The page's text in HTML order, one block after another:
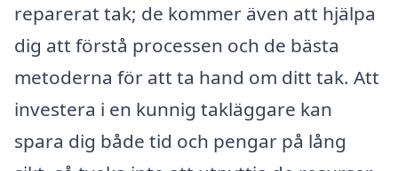
reparerat tak; de kommer även att hjälpa
dig att förstå processen och de bästa
metoderna för att ta hand om ditt tak. Att
investera i en kunnig takläggare kan
spara dig både tid och pengar på lång